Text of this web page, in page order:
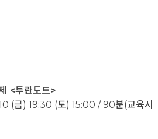
<투란도트>
(금) 19:30 (토) 15:00 / 90분(교육시